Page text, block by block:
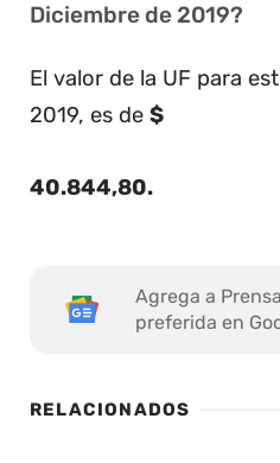
Diciembre de 2019?
El valor de la UF para
2019, es de $
40.844,80.
Agrega a
preferida en
RELACIONADOS